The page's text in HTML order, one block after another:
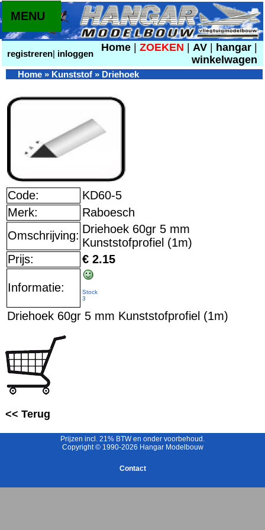
registreren| inloggen
Home ZOEKEN AV hangar
winkelwagen
MENU
Home » Kunststof » Driehoek
Code:
KD60-5
Merk:
Raboesch
Omschrijving: Driehoek 60gr 5 mm
Kunststofprofiel (1m)
Prijs:
€ 2.15
Informatie:
Stock
3
Driehoek 60gr 5 mm Kunststofprofiel (1m)
<< Terug
Prijzen incl. 21% BTW en onder voorbehoud.
Copyright © 1990-2026 Hangar Modelbouw
Contact